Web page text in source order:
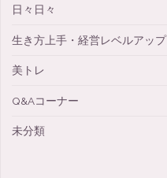
日々日々
生き方上手・経営レベルアップ
美トレ
Q&Aコーナー
未分類